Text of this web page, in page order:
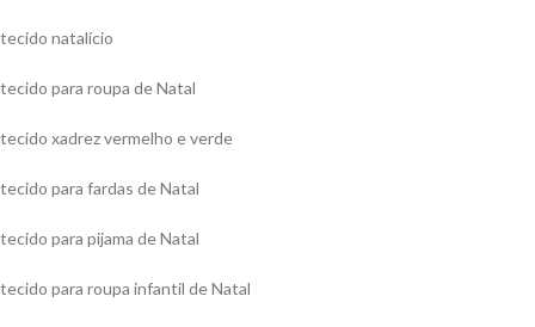
tecido natalício
tecido para roupa de Natal
tecido xadrez vermelho e verde
tecido para fardas de Natal
tecido para pijama de Natal
tecido para roupa infantil de Natal